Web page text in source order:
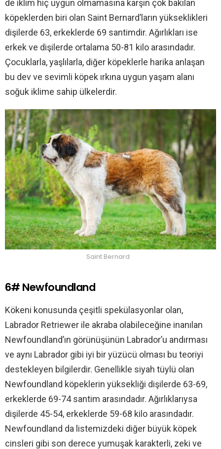
de iklim hiç uygun olmamasına karşın çok bakılan
köpeklerden biri olan Saint Bernard’ların yükseklikleri
dişilerde 63, erkeklerde 69 santimdir. Ağırlıkları ise
erkek ve dişilerde ortalama 50-81 kilo arasındadır.
Çocuklarla, yaşlılarla, diğer köpeklerle harika anlaşan
bu dev ve sevimli köpek ırkına uygun yaşam alanı
soğuk iklime sahip ülkelerdir.
Saint Bernard
6# Newfoundland
Kökeni konusunda çeşitli spekülasyonlar olan,
Labrador Retriewer ile akraba olabileceğine inanılan
Newfoundland’ın görünüşünün Labrador’u andırması
ve aynı Labrador gibi iyi bir yüzücü olması bu teoriyi
destekleyen bilgilerdir. Genellikle siyah tüylü olan
Newfoundland köpeklerin yüksekliği dişilerde 63-69,
erkeklerde 69-74 santim arasındadır. Ağırlıklarıysa
dişilerde 45-54, erkeklerde 59-68 kilo arasındadır.
Newfoundland da listemizdeki diğer büyük köpek
cinsleri gibi son derece yumuşak karakterli, zeki ve